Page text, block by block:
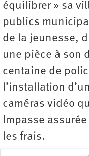
équilibrer » sa
publics
de la jeunesse,
une pièce à son
centaine de
l’installation
caméras vidéo
Impasse
les frais.